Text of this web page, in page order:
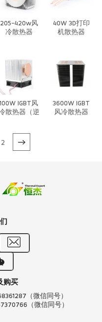
205-420w风
冷散热器
40W 3D打印
机散热器
100W IGBT风
散热器（逆
3600W IGBT
风冷散热器
2
购买
（微信同号）
（微信同号）